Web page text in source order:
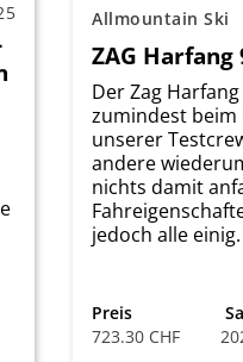
Allmountain Ski
ZAG Harfang
Der Zag
zumindest beim
unserer
andere
nichts damit
jedoch alle einig.
Preis
723.30 CHF